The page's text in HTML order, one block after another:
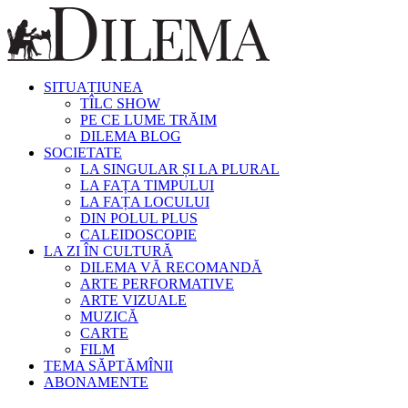
SITUAȚIUNEA
TÎLC SHOW
PE CE LUME TRĂIM
DILEMA BLOG
SOCIETATE
LA SINGULAR ȘI LA PLURAL
LA FAȚA TIMPULUI
LA FAȚA LOCULUI
DIN POLUL PLUS
CALEIDOSCOPIE
LA ZI ÎN CULTURĂ
DILEMA VĂ RECOMANDĂ
ARTE PERFORMATIVE
ARTE VIZUALE
MUZICĂ
CARTE
FILM
TEMA SĂPTĂMÎNII
ABONAMENTE